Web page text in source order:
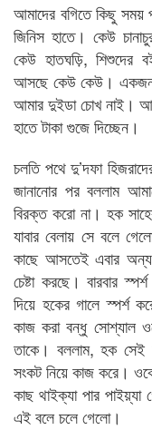
আমাদের বগিতে কিছু
জিনিস হাতে। কেউ
কেউ হাতঘড়ি, শিশুদের
আসছে কেউ কেউ। একজন
আমার দুইডা চোখ নাই।
হাতে টাকা গুজে দিচ্ছেন।
চলতি পথে দু’দফা
জানানোর পর বললাম
বিরক্ত করো না। হক
যাবার বেলায় সে বলে
কাছে আসতেই এবার
চেষ্টা করছে। বারবার
দিয়ে হকের গালে স্পর্শ
কাজ করা বন্ধু সোশ্যাল
তাকে। বললাম, হক সেই
সংকট নিয়ে কাজ করে।
কাছ থাইক্যা পার পাইয়্যা
এই বলে চলে গেলো।